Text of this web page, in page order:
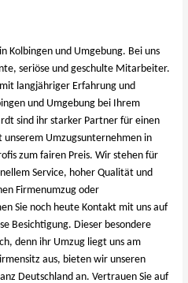
Kolbingen und Umgebung. Bei uns
seriöse und geschulte Mitarbeiter.
langjähriger Erfahrung und
und Umgebung bei Ihrem
sind ihr starker Partner für einen
unserem Umzugsunternehmen in
zum fairen Preis. Wir stehen für
Service, hoher Qualität und
Firmenumzug oder
Sie noch heute Kontakt mit uns auf
Besichtigung. Dieser besondere
denn ihr Umzug liegt uns am
aus, bieten wir unseren
Deutschland an. Vertrauen Sie auf